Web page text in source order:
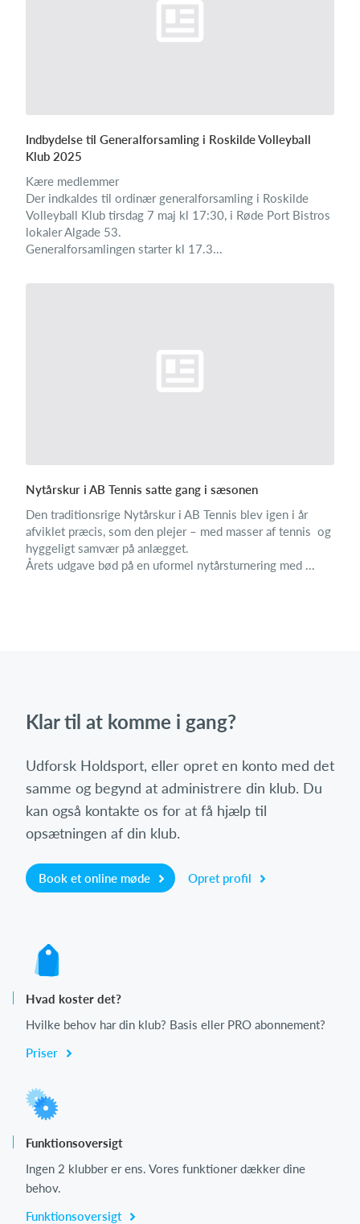
Indbydelse til Generalforsamling i Roskilde Volleyball
Klub 2025
Kære medlemmer
Der indkaldes til ordinær generalforsamling i Roskilde
Volleyball Klub tirsdag 7 maj kl 17:30, i Røde Port Bistros
lokaler Algade 53.
Generalforsamlingen starter kl 17.3...
​Nytårskur i AB Tennis satte gang i sæsonen
Den traditionsrige Nytårskur i AB Tennis blev igen i år
afviklet præcis, som den plejer – med masser af tennis og
hyggeligt samvær på anlægget.
Årets udgave bød på en uformel nytårsturnering med ...
Klar til at komme i gang?
Udforsk Holdsport, eller opret en konto med det
samme og begynd at administrere din klub. Du
kan også kontakte os for at få hjælp til
opsætningen af din klub.
Book et online møde Opret profil
Hvad koster det?
Hvilke behov har din klub? Basis eller PRO abonnement?
Priser
Funktionsoversigt
Ingen 2 klubber er ens. Vores funktioner dækker dine
behov.
Funktionsoversigt